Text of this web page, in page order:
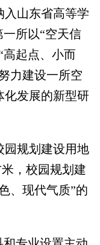
入山东省高等学
所以“空天信
高起点、小而
力建设一所空
化发展的新型研
规划建设用地
，校园规划建
、现代气质”的